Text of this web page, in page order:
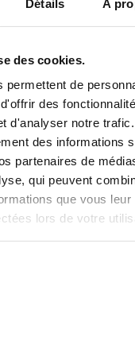
Détails À
des cookies.
permettent de
des
d'analyser notre
des informations
partenaires de
qui peuvent
que vous leur
lors de votre
de
de
doit avoir
doit porter sur :
d’emplois des salariés
évolutions
;
du dispositif de GEPP
définies (bilan de
du CPF, etc.)
et
cas échéant, la
matière de
du plan de
dans lesquelles
de l’entreprise est